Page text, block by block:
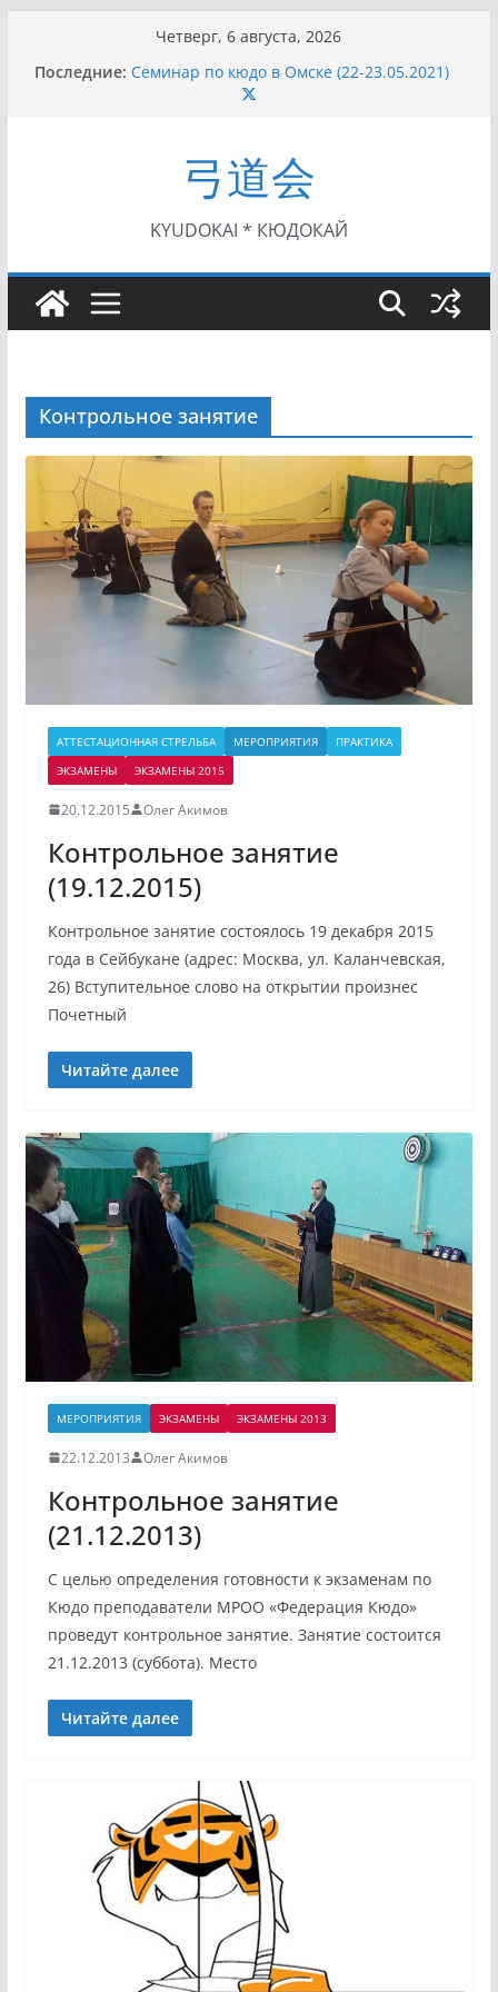
содержимому
Четверг, 6 августа, 2026
Последние: Семинар по кюдо в Омске (22-23.05.2021)
Чемпионат Росcии, Дёмино (2-5.09.2021)
II Кубок Посла Японии в России по Кюдо,
Орёл (25.07.2021)
I этап Кубка Московской области по Кюдо /
Сейдокан II (27.06.2021)
弓道会
KYUDOKAI * КЮДОКАЙ
Контрольное занятие
АТТЕСТАЦИОННАЯ СТРЕЛЬБА МЕРОПРИЯТИЯ
ПРАКТИКА
ЭКЗАМЕНЫ
ЭКЗАМЕНЫ 2015
20.12.2015 Олег Акимов
Контрольное занятие
(19.12.2015)
Контрольное занятие состоялось 19 декабря 2015
года в Сейбукане (адрес: Москва, ул. Каланчевская,
26) Вступительное слово на открытии произнес
Почетный
Читайте далее
МЕРОПРИЯТИЯ ЭКЗАМЕНЫ ЭКЗАМЕНЫ 2013
22.12.2013 Олег Акимов
Контрольное занятие
(21.12.2013)
С целью определения готовности к экзаменам по
Кюдо преподаватели МРОО «Федерация Кюдо»
проведут контрольное занятие. Занятие состоится
21.12.2013 (суббота). Место
Читайте далее